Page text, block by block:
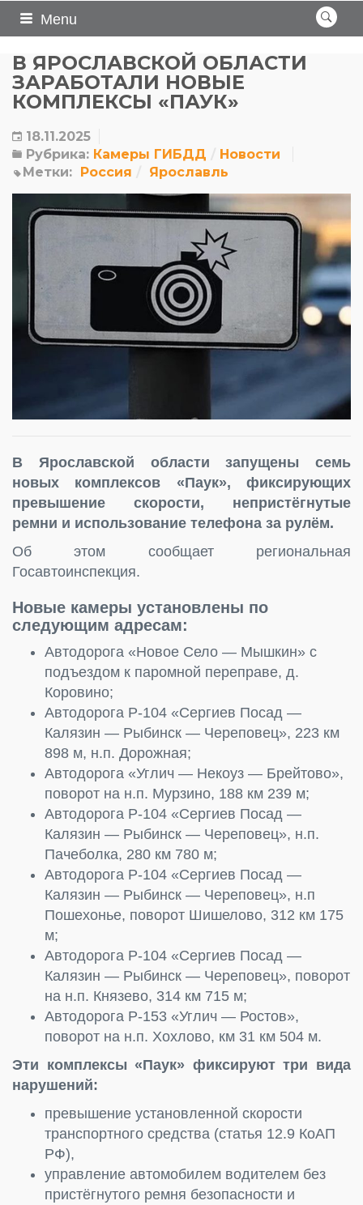
Menu
В ЯРОСЛАВСКОЙ ОБЛАСТИ
ЗАРАБОТАЛИ НОВЫЕ
КОМПЛЕКСЫ «ПАУК»
18.11.2025
Рубрика: Камеры ГИБДД
Новости
Метки: Россия Ярославль
В Ярославской области запущены семь
новых комплексов «Паук», фиксирующих
превышение скорости, непристёгнутые
ремни и использование телефона за рулём.
Об этом сообщает региональная
Госавтоинспекция.
Новые камеры установлены по
следующим адресам:
Автодорога «Новое Село — Мышкин» с
подъездом к паромной переправе, д.
Коровино;
Автодорога Р-104 «Сергиев Посад —
Калязин — Рыбинск — Череповец», 223 км
898 м, н.п. Дорожная;
Автодорога «Углич — Некоуз — Брейтово»,
поворот на н.п. Мурзино, 188 км 239 м;
Автодорога Р-104 «Сергиев Посад —
Калязин — Рыбинск — Череповец», н.п.
Пачеболка, 280 км 780 м;
Автодорога Р-104 «Сергиев Посад —
Калязин — Рыбинск — Череповец», н.п
Пошехонье, поворот Шишелово, 312 км 175
м;
Автодорога Р-104 «Сергиев Посад —
Калязин — Рыбинск — Череповец», поворот
на н.п. Князево, 314 км 715 м;
Автодорога Р-153 «Углич — Ростов»,
поворот на н.п. Хохлово, км 31 км 504 м.
Эти комплексы «Паук» фиксируют три вида
нарушений:
превышение установленной скорости
транспортного средства (статья 12.9 КоАП
РФ),
управление автомобилем водителем без
пристёгнутого ремня безопасности и